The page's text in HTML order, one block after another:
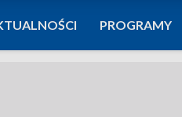
PROGRAMY